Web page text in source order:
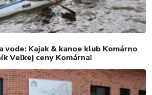
vode: Kajak & kanoe klub Komárno
Veľkej ceny Komárna!